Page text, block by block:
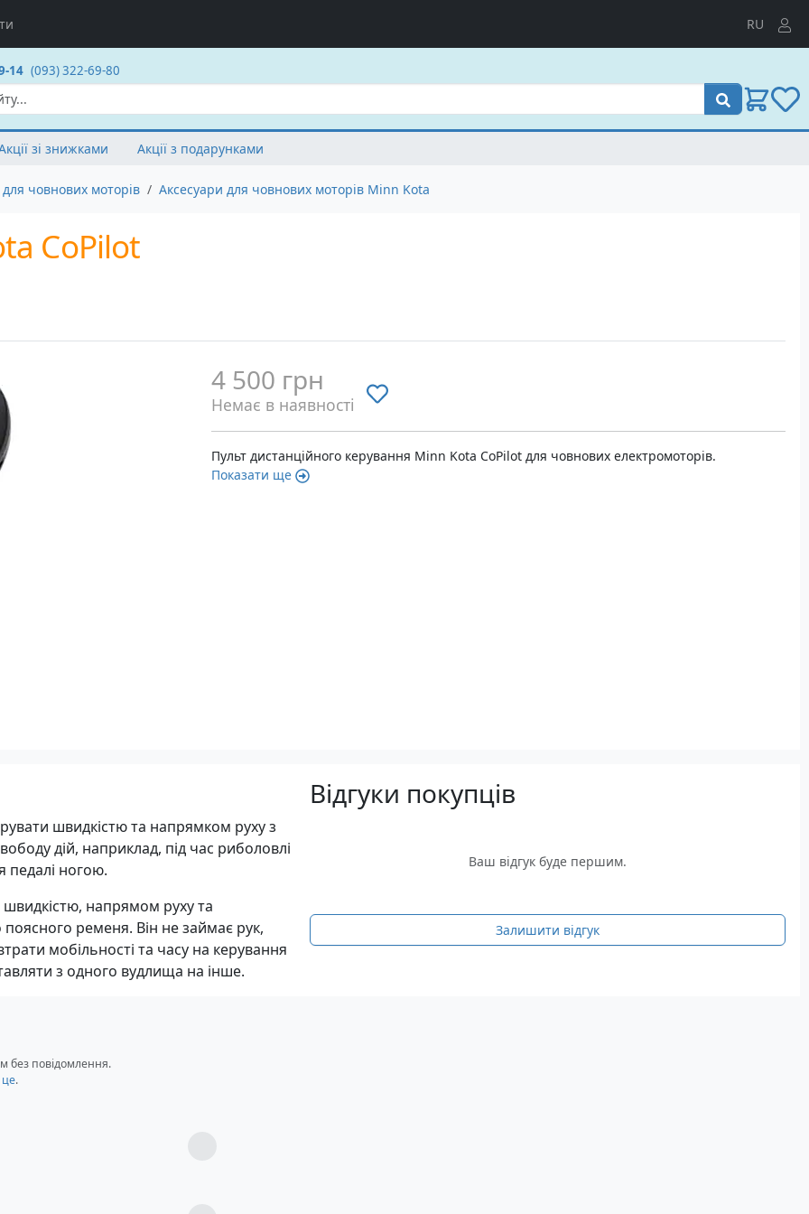
RU
14 (093) 322-69-80
Пошук
зі знижками Акції з подарунками
човнових моторів Аксесуари для човнових моторів Minn Kota
CoPilot
4 500 грн
Немає в наявності
Пульт дистанційного керування Minn Kota CoPilot для човнових електромоторів.
Показати ще
швидкістю та напрямком руху з
дій, наприклад, під час риболовлі
педалі ногою.
напрямом руху та
ременя. Він не займає рук,
мобільності та часу на керування
з одного вудлища на інше.
Відгуки покупців
Ваш відгук буде першим.
Залишити відгук
без повідомлення.
.